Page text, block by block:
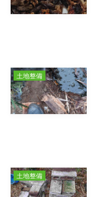
土地整備
土地整備